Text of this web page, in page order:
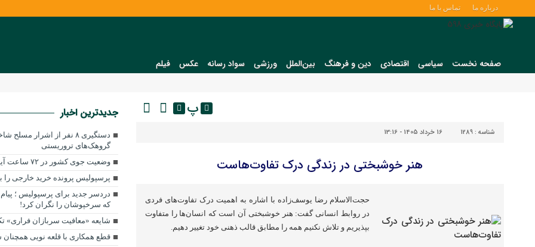
درباره ما تماس با ما
صفحه نخست سیاسی اقتصادی دین و فرهنگ بین‌الملل ورزشی سواد رسانه عکس فیلم
پ
شناسه : 1289 16 خرداد 1405 - 13:16
هنر خوشبختی در زندگی درک تفاوت‌هاست
حجت‌الاسلام رضا یوسف‌زاده با اشاره به اهمیت درک تفاوت‌های فردی
در روابط انسانی گفت: هنر خوشبختی آن است که انسان‌ها را متفاوت
بپذیریم و تلاش نکنیم همه را مطابق قالب ذهنی خود تغییر دهیم.
جدیدترین اخبار
دستگیری ۸ نفر از اشرار
گروهک‌های تروریستی
وضعیت جوی کشور در ۷۲ ساعت آینده
پرسپولیس پرونده خرید خارجی
دردسر جدید برای پرسپولیس ؛ پیام
که سرخپوشان را نگران کرد!
شایعه «معافیت سربازان فراری»
قطع همکاری با قلعه نویی